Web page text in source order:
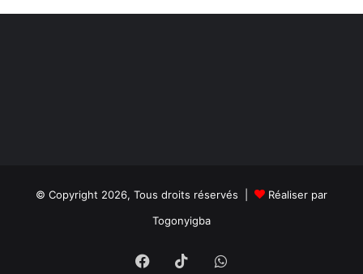
© Copyright 2026, Tous droits réservés |
Réaliser par
Togonyigba
Facebook
TikTokWhatsApp